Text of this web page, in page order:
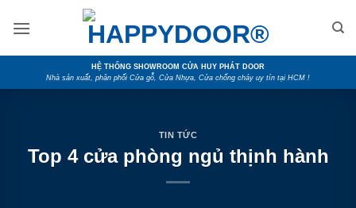
HỆ THỐNG SHOWROOM CỬA HUY PHÁT DOOR
Nhà sản xuất, phân phối Cửa gỗ, Cửa Nhựa, Cửa chống cháy uy tín tại HCM !
TIN TỨC
Top 4 cửa phòng ngủ thịnh hành